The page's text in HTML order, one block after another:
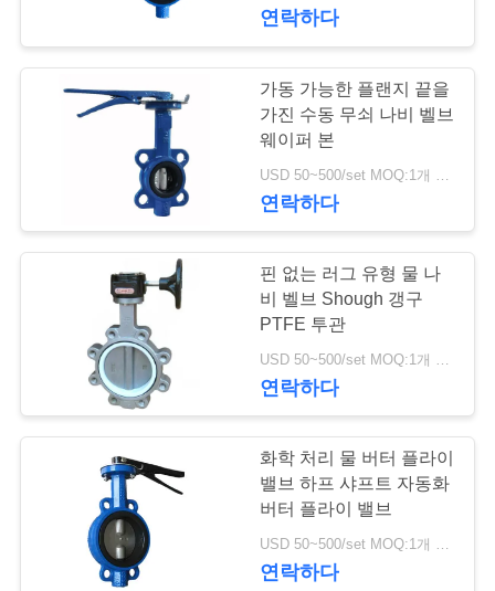
보
전동기 작동 밸브
9
공기 오퍼레이티드
밸브
연락하다
가동 가능한 플랜지 끝을
가진 수동 무쇠 나비 벨브
웨이퍼 본
연락하다
핀 없는 러그 유형 물 나
비 벨브 Shough 갱구
PTFE 투관
USD 50~500/set MOQ:1개 세트
연락하다
화학 처리 물 버터 플라이
밸브 하프 샤프트 자동화
버터 플라이 밸브
USD 50~500/set MOQ:1개 세트
연락하다